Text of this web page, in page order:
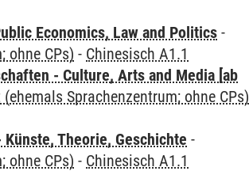
Economics, Law and Politics -
ohne CPs) - Chinesisch A1.1
- Culture, Arts and Media [ab
Sprachenzentrum; ohne CPs)
Theorie, Geschichte -
ohne CPs) - Chinesisch A1.1